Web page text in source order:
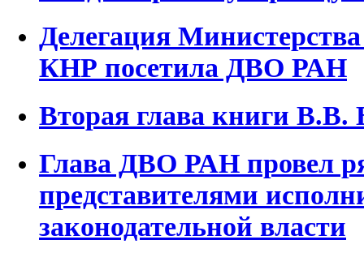
Делегация
КНР посетила ДВО РАН
Вторая глава книги В.В.
Глава ДВО РАН провел
представителями
законодательной власти